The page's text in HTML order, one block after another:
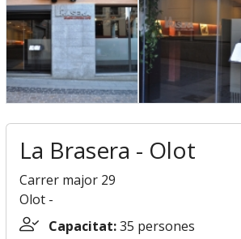
La Brasera - Olot
Carrer major 29
Olot -
Capacitat:35 persones